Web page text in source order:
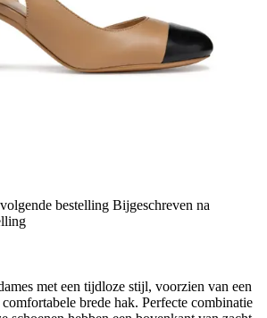
bestelling Bijgeschreven na
met een tijdloze stijl, voorzien van een
brede hak. Perfecte combinatie